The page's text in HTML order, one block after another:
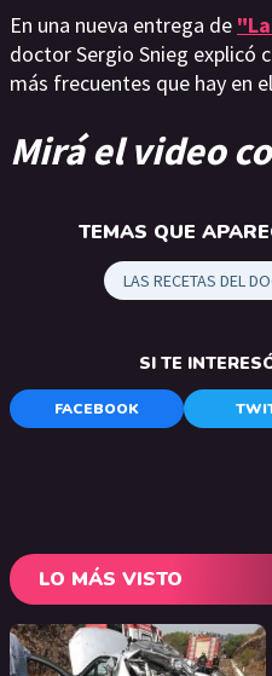
En una nueva entrega de
doctor Sergio Snieg explicó
más frecuentes que hay en
Mirá el video
TEMAS QUE
LAS RECETAS DEL
SI TE
FACEBOOK
LO MÁS VISTO